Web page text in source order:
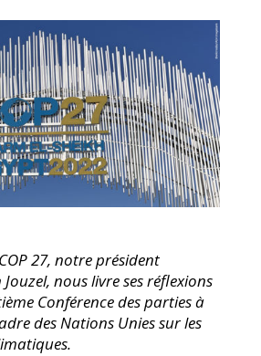
27, notre président
Jouzel, nous livre ses réflexions
Conférence des parties à
des Nations Unies sur les